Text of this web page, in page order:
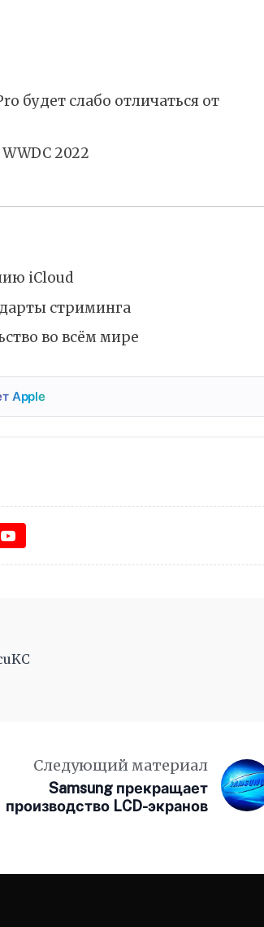
будет слабо отличаться от
2022
iCloud
стриминга
во всём мире
Apple
Следующий материал
Samsung прекращает
производство LCD-экранов